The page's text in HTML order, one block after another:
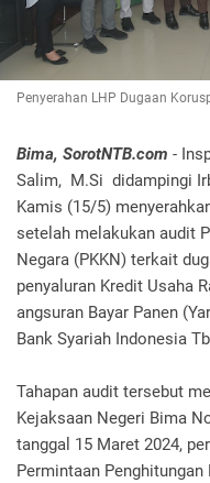
Penyerahan LHP Dugaan
Bima, SorotNTB.com -
Salim, M.Si didampingi
Kamis (15/5)
setelah melakukan audit
Negara (PKKN) terkait
penyaluran Kredit Usaha
angsuran Bayar Panen
Bank Syariah Indonesia
Tahapan audit tersebut
Kejaksaan Negeri Bima
tanggal 15 Maret 2024,
Permintaan Penghitungan